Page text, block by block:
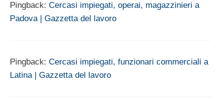
Pingback: Cercasi impiegati, operai, magazzinieri a
Padova | Gazzetta del lavoro
Pingback: Cercasi impiegati, funzionari commerciali a
Latina | Gazzetta del lavoro